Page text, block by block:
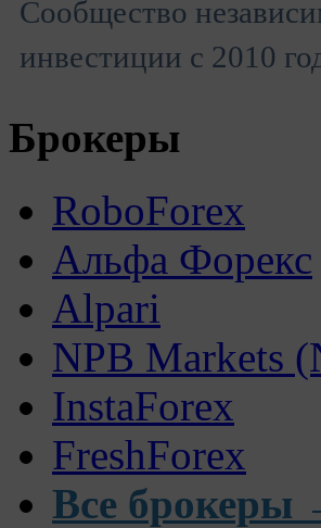
Сообщество
инвестиции с 2010
Брокеры
RoboForex
Альфа Форекс
Alpari
NPB Markets
InstaForex
FreshForex
Все брокеры